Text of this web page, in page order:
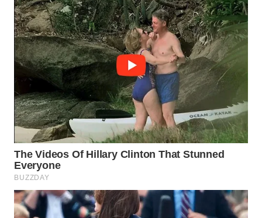
WN
MANDALIKA
WN
LIKUPANG
WN
LABUANBAJO
WN
BORNEO
Wahana
Media